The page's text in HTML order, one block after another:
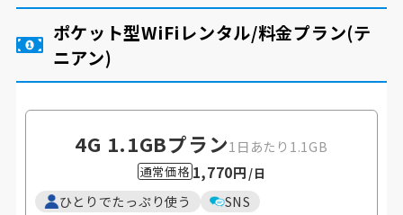
ポケット型WiFiレンタル/料金プラン(テ
ニアン)
4G 1.1GBプラン1日あたり1.1GB
通常価格1,770円 /日
ひとりでたっぷり使う SNS